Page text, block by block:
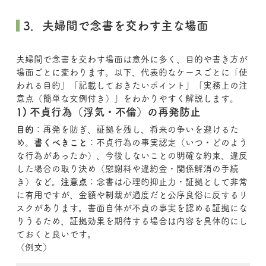
3．夫婦間で念書を交わす主な場面
夫婦間で念書を交わす場面は意外に多く、目的や書き方が
場面ごとに変わります。以下、代表的なケースごとに「使
われる目的」「記載しておきたいポイント」「実務上の注
意点（簡単な文例付き）」をわかりやすく解説します。
1) 不貞行為（浮気・不倫）の再発防止
目的 ：再発を防ぎ、証拠を残し、将来の争いを避けるた
め。 書くべきこと ：不貞行為の事実認定（いつ・どのよう
な行為があったか）、今後しないことの明確な約束、違反
した場合の取り決め（慰謝料や違約金・関係解消の手続
き）など。 注意点 ：念書は心理的抑止力・証拠として非常
に有用ですが、金額や制裁が過度だと公序良俗に反するリ
スクがあります。書面自体が不貞の事実を認める証拠にな
りうるため、証拠効果を期待する場合は内容を具体的にし
ておくと良いです。
（例文）